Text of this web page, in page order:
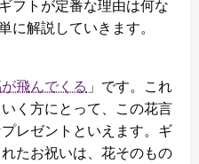
フトが定番な理由は何な
に解説していきます。
飛んでくる 」です。これ
く方にとって、この花言
レゼントといえます。ギ
たお祝いは、花そのもの